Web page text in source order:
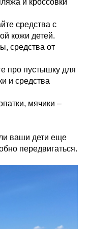
средства с
кожи детей.
средства от
про пустышку для
и средства
мячики –
ваши дети еще
передвигаться.